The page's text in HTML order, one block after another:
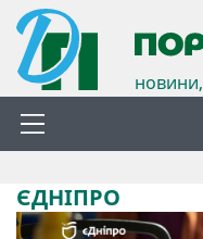
ЄДНІПРО